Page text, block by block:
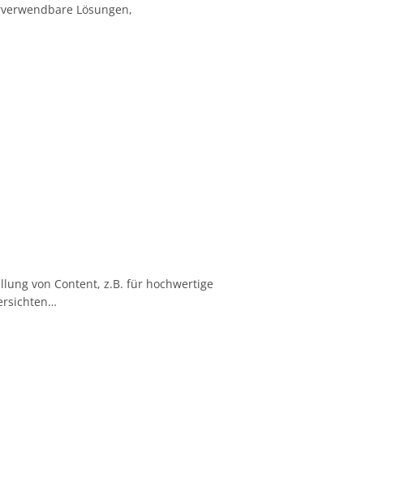
Lösungen,
von Content, z.B. für hochwertige